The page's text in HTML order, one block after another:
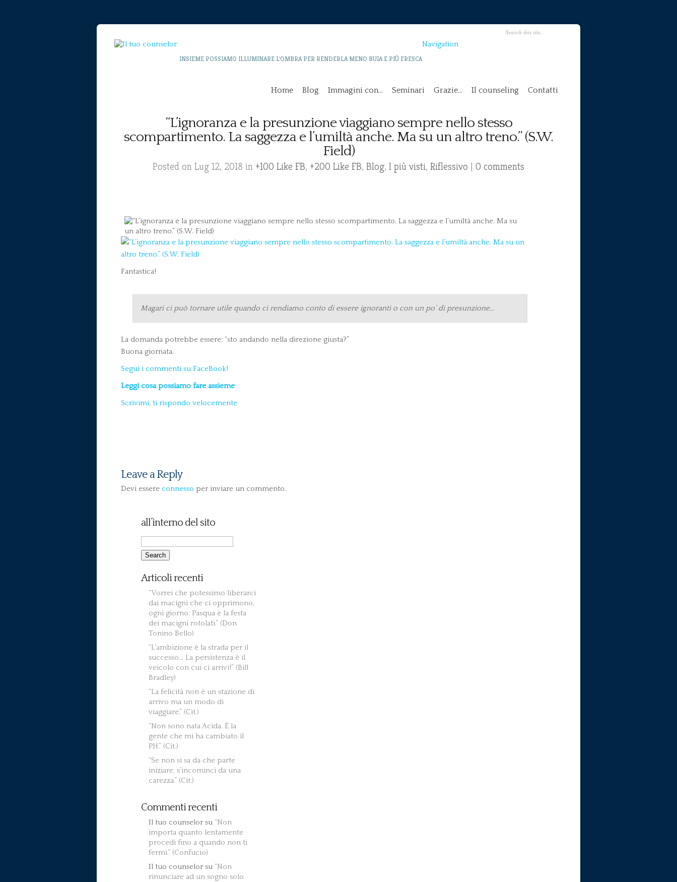
INSIEME POSSIAMO ILLUMINARE L'OMBRA PER RENDERLA MENO BUIA E PIÙ FRESCA
Navigation
Home Blog Immagini con… Seminari Grazie… Il counseling Contatti
“L’ignoranza e la presunzione viaggiano sempre nello stesso
scompartimento. La saggezza e l’umiltà anche. Ma su un altro treno.” (S.W.
Field)
Posted on Lug 12, 2018 in +100 Like FB, +200 Like FB, Blog, I più visti, Riflessivo | 0 comments
Fantastica!
Magari ci può tornare utile quando ci rendiamo conto di essere ignoranti o con un po’ di presunzione…
La domanda potrebbe essere: “sto andando nella direzione giusta?”
Buona giornata.
Segui i commenti su FaceBook!
Leggi cosa possiamo fare assieme
Scrivimi, ti rispondo velocemente
Leave a Reply
Devi essere connesso per inviare un commento.
all’interno del sito
Articoli recenti
“Vorrei che potessimo liberarci
dai macigni che ci opprimono,
ogni giorno: Pasqua è la festa
dei macigni rotolati.” (Don
Tonino Bello)
“L’ambizione è la strada per il
successo… La persistenza è il
veicolo con cui ci arrivi!” (Bill
Bradley)
“La felicità non è un stazione di
arrivo ma un modo di
viaggiare.” (Cit.)
“Non sono nata Acida. È la
gente che mi ha cambiato il
PH.” (Cit.)
“Se non si sa da che parte
iniziare, s’incominci da una
carezza.” (Cit.)
Commenti recenti
Il tuo counselor su “Non
importa quanto lentamente
procedi fino a quando non ti
fermi.” (Confucio)
Il tuo counselor su “Non
rinunciare ad un sogno solo